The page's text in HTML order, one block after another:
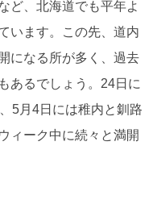
ど、北海道でも平年よ
います。この先、道内
になる所が多く、過去
あるでしょう。24日に
5月4日には稚内と釧路
ィーク中に続々と満開